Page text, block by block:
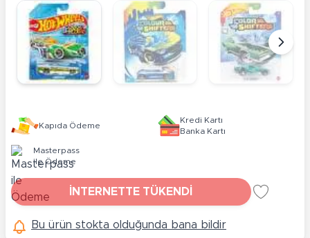
Kapıda Ödeme
Kredi Kartı
Banka Kartı
Masterpass
ile Ödeme
İNTERNETTE TÜKENDİ
Bu ürün stokta olduğunda bana bildir